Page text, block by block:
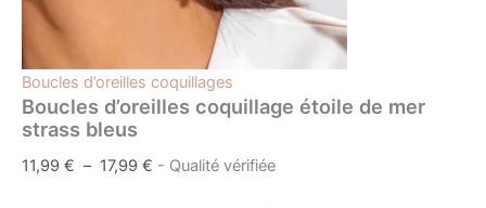
Boucles d’oreilles coquillages
Boucles d’oreilles coquillage étoile de mer
strass bleus
11,99 € – 17,99 € - Qualité vérifiée